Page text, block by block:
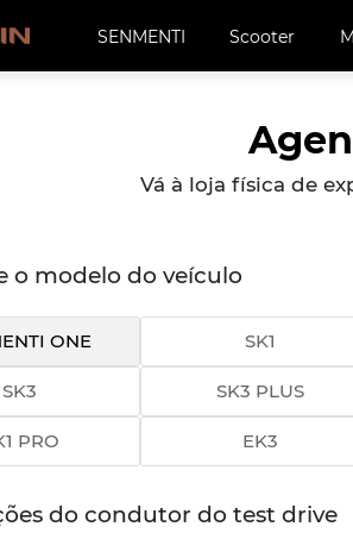
SENMENTI Scooter
Vá à loja física de
o modelo do veículo
ONE SK1
SK3 SK3 PLUS
PRO EK3
do condutor do test drive
do condutor do test drive
do condutor do test drive
do condutor do test drive
do condutor do test drive
do condutor do test drive
do condutor do test drive
do condutor do test drive
do condutor do test drive